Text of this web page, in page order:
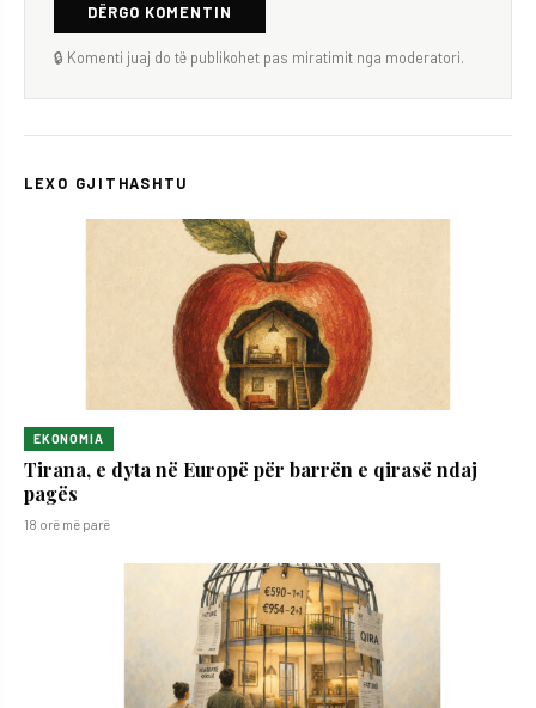
DËRGO KOMENTIN
🔒 Komenti juaj do të publikohet pas miratimit nga moderatori.
LEXO GJITHASHTU
EKONOMIA
Tirana, e dyta në Europë për barrën e qirasë ndaj
pagës
18 orë më parë